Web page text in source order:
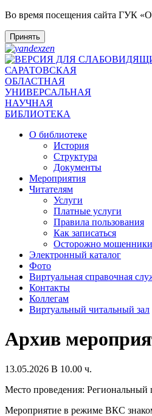
Во время посещения сайта ГУК
Принять
САРАТОВСКАЯ
ОБЛАСТНАЯ
УНИВЕРСАЛЬНАЯ
НАУЧНАЯ
БИБЛИОТЕКА
О библиотеке
История
Структура
Документы
Мероприятия
Читателям
Услуги
Платные услуги
Правила пользования
Как записаться
Осторожно мошенники
Электронный каталог
Фото
Виртуальная справочная
Контакты
Коллегам
Виртуальный читальный зал
Архив
13.05.2026 В 10.00 ч.
Место проведения:
Мероприятие в режиме ВКС